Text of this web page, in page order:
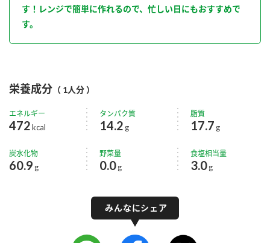
す！レンジで簡単に作れるので、忙しい日にもおすすめで
す。
栄養成分 （ 1人分 ）
エネルギー
472kcal
タンパク質
14.2 g
脂質
17.7 g
炭水化物
60.9 g
野菜量
0.0g
食塩相当量
3.0 g